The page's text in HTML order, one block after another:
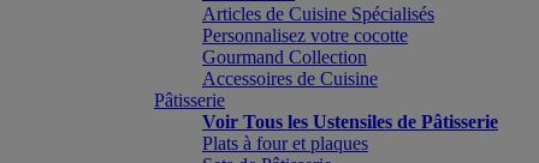
Articles de Cuisine Spécialisés
Personnalisez votre cocotte
Gourmand Collection
Accessoires de Cuisine
Pâtisserie
Voir Tous les Ustensiles de Pâtisserie
Plats à four et plaques